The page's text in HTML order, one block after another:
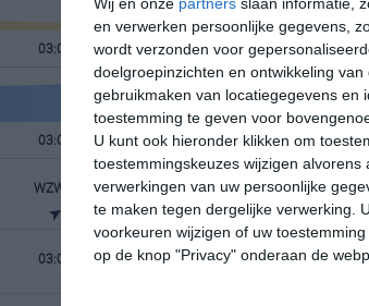
en verwerken persoonlijke gegevens,
wordt verzonden voor
doelgroepinzichten en ontwikkeling van
gebruikmaken van locatiegegevens en
toestemming te geven voor
U kunt ook hieronder klikken om
toestemmingskeuzes wijzigen alvorens
verwerkingen van uw persoonlijke
te maken tegen dergelijke verwerking.
voorkeuren wijzigen of uw
op de knop "Privacy" onderaan de
03:00 06:00 09:00 12:00
03:00 06:00 09:00 12:00
WZW 1 W 1 WNW 1 NW 1
03:00 06:00 09:00 12:00